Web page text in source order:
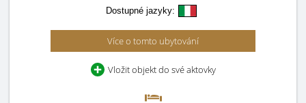
Dostupné jazyky:
Více o tomto ubytování
Vložit objekt do své aktovky